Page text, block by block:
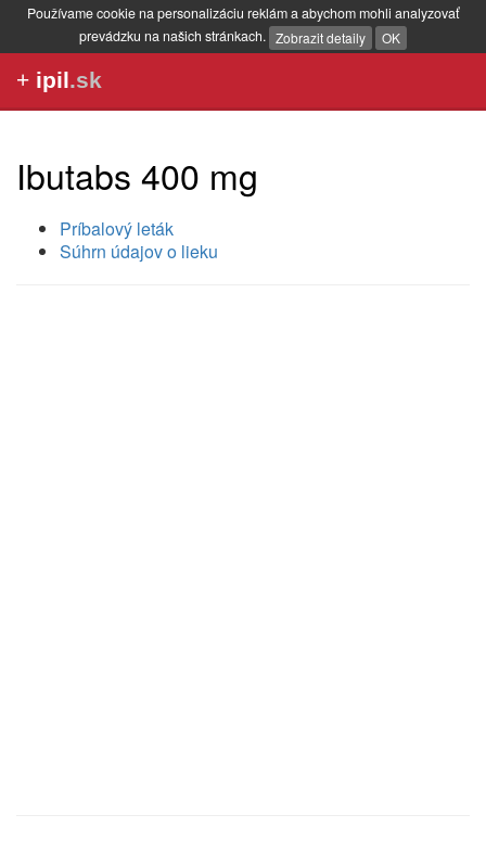
Používame cookie na personalizáciu reklám a abychom mohli analyzovať
prevádzku na našich stránkach. Zobrazit detaily OK
+ ipil.sk
Ibutabs 400 mg
Príbalový leták
Súhrn údajov o lieku